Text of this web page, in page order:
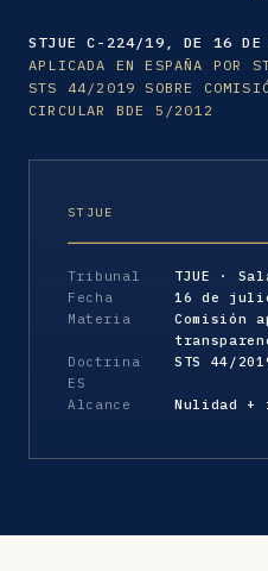
STJUE C-224/19, DE 16 DE
APLICADA EN ESPAÑA POR
STS 44/2019 SOBRE
CIRCULAR BDE 5/2012
STJUE
Tribunal
TJUE ·
Fecha
16 de
Materia
Comisión
Doctrina
ES
STS 44/
Alcance Nulidad +